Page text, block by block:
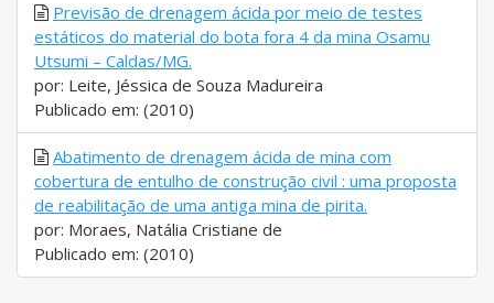
Previsão de drenagem ácida por meio de testes
estáticos do material do bota fora 4 da mina Osamu
Utsumi – Caldas/MG.
por: Leite, Jéssica de Souza Madureira
Publicado em: (2010)
Abatimento de drenagem ácida de mina com
cobertura de entulho de construção civil : uma proposta
de reabilitação de uma antiga mina de pirita.
por: Moraes, Natália Cristiane de
Publicado em: (2010)